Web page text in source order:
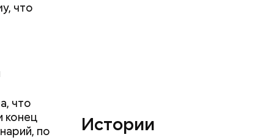
что
что
конец
по
Истории